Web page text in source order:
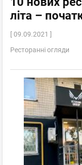
літа –
[ 09.09.2021 ]
Ресторанні огляди